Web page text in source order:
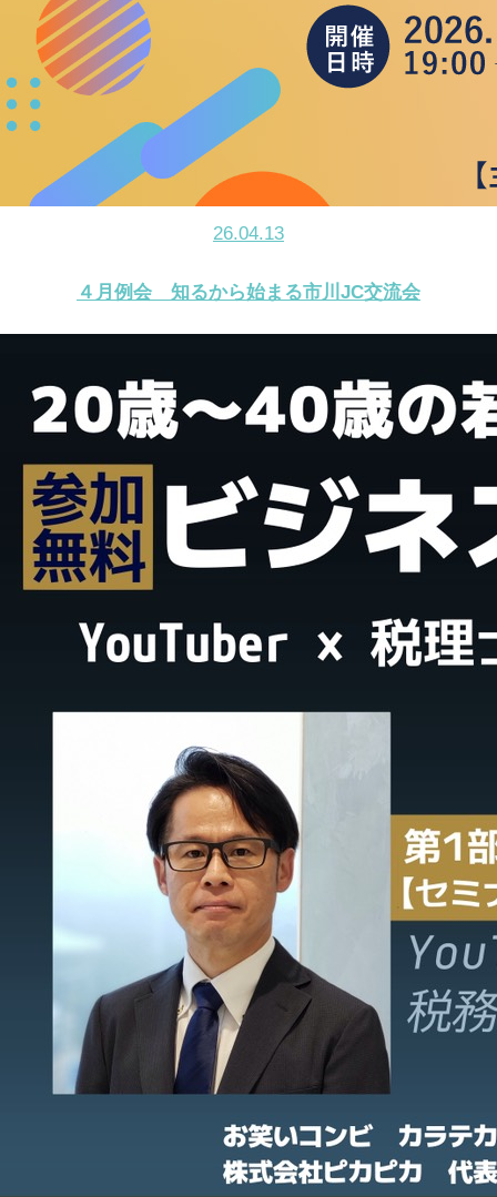
26.04.13
４月例会 知るから始まる市川JC交流会